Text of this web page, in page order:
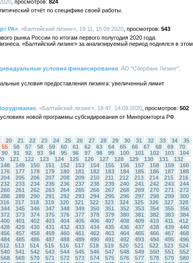
824
отчёт по специфике своей работы.
РА» , «Балтийский лизинг», 19:11, 15.09.2020
543
рынка России по итогам первого полугодия 2020 года.
«Балтийский лизинг» за анализируемый период поднялся в этом
условия финансирования , АО "Сбербанк Лизинг",
условия предоставления лизинга: увеличенный лимит
, «Балтийский лизинг», 18:47, 14.09.2020
502
новой программы субсидирования от Минпромторга РФ.
20 21 22 23 24 25 26 27 28 29 30 31 32 33 34
35
55 56 57 58 59 60 61 62 63 64 65 66 67 68 69
70
90 91 92 93 94 95 96 97 98 99 100 101 102 103
104
121 122 123 124 125 126 127 128 129 130 131
132
148 149 150 151 152 153 154 155 156 157 158 159
160
176 177 178 179 180 181 182 183 184 185 186 187
188
204 205 206 207 208 209 210 211 212 213 214 215
216
232 233 234 235 236 237 238 239 240 241 242 243
244
260 261 262 263 264 265 266 267 268 269 270 271
272
288 289 290 291 292 293 294 295 296 297 298 299
300
316 317 318 319 320 321 322 323 324 325 326 327
328
344 345 346 347 348 349 350 351 352 353 354 355
356
372 373 374 375 376 377 378 379 380 381 382 383
384
400 401 402 403 404 405 406 407 408 409 410 411
412
428 429 430 431 432 433 434 435 436 437 438 439
440
456 457 458 459 460 461 462 463 464 465 466 467
468
484 485 486 487 488 489 490 491 492 493 494 495
496
512 513 514 515 516 517 518 519 520 521 522 523
524
540 541 542 543 544 545 546 547 548 549 550 551
552
568 569 570 571 572 573 574 575 576 577 578 579
580